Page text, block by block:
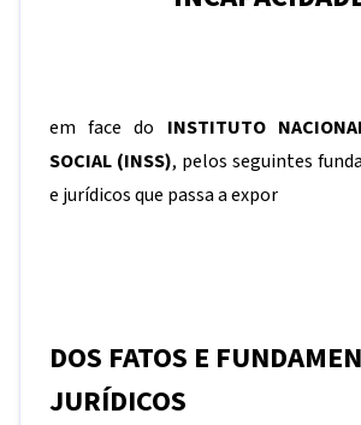
em face do INSTITUTO
SOCIAL (INSS), pelos seguintes
e jurídicos que passa a expor
DOS FATOS E
JURÍDICOS